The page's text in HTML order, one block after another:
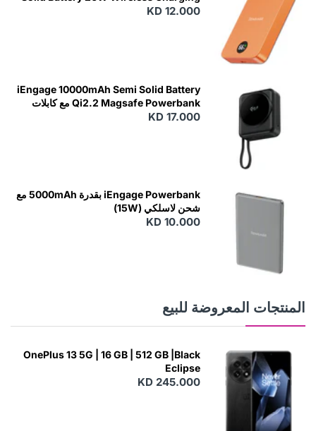
KD 12.000
iEngage 10000mAh Semi Solid Battery
Qi2.2 Magsafe Powerbank مع كابلات
مدمجة
KD 17.000
iEngage Powerbank بقدرة 5000mAh مع
شحن لاسلكي (15W)
KD 10.000
المنتجات المعروضة للبيع
OnePlus 13 5G | 16 GB | 512 GB |Black
Eclipse
KD 245.000